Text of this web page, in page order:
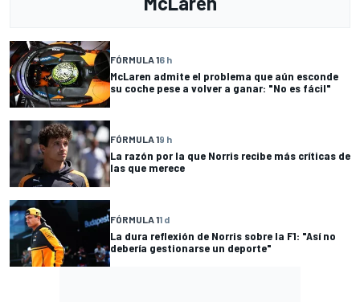
FÓRMULA 16 h
McLaren admite el problema que aún esconde
su coche pese a volver a ganar: "No es fácil"
FÓRMULA 19 h
La razón por la que Norris recibe más críticas de
las que merece
FÓRMULA 11 d
La dura reflexión de Norris sobre la F1: "Así no
debería gestionarse un deporte"